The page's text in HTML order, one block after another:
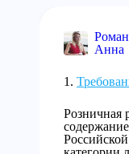
Анна
Розничная